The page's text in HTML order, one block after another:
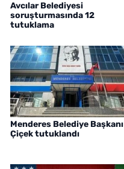
Avcılar Belediyesi
soruşturmasında 12
tutuklama
Menderes Belediye Başkanı
Çiçek tutuklandı